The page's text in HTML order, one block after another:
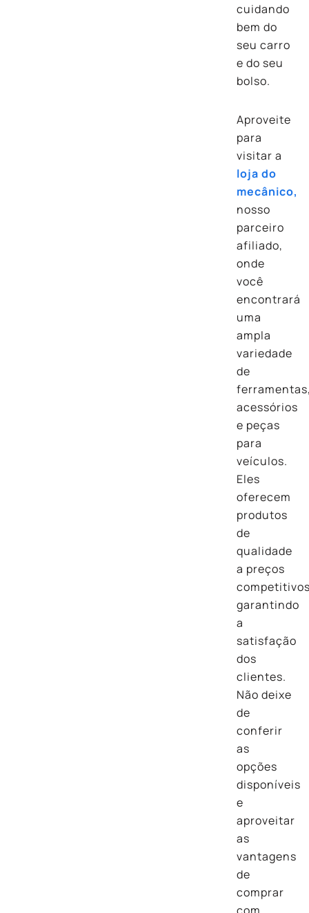
cuidando
bem do
seu carro
e do seu
bolso.
Aproveite
para
visitar a
loja do
mecânico,
nosso
parceiro
afiliado,
onde
você
encontrará
uma
ampla
variedade
de
acessórios
e peças
para
veículos.
Eles
oferecem
produtos
de
qualidade
a preços
garantindo
a
satisfação
dos
clientes.
Não deixe
de
conferir
as
opções
disponíveis
e
aproveitar
as
vantagens
de
comprar